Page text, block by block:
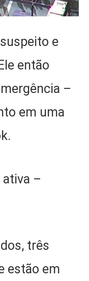
e
então
–
em uma
ativa –
três
estão em